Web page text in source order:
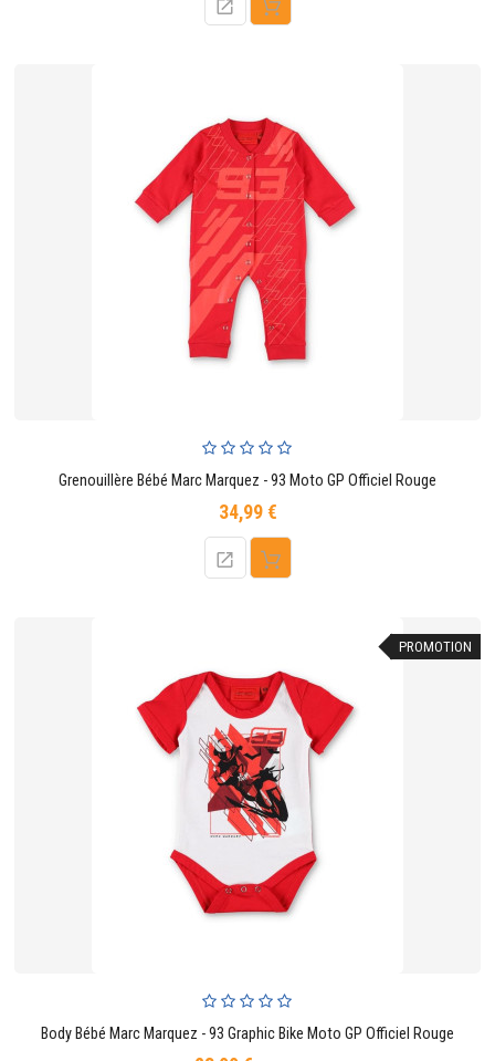
Grenouillère Bébé Marc Marquez - 93 Moto GP Officiel Rouge
34,99 €Prix
PROMOTION
Body Bébé Marc Marquez - 93 Graphic Bike Moto GP Officiel Rouge